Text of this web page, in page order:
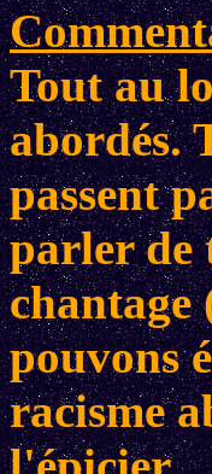
Tout au
abordés.
passent
parler de
chantage
pouvons
racisme